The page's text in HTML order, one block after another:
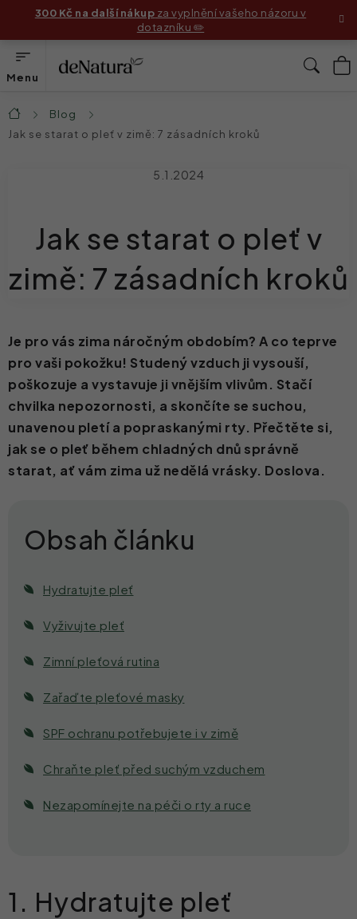
obsah
300 Kč na další nákup za vyplnění vašeho názoru v
dotazníku ✏️
Produkty
Příběhy zákaznic
Před & Po
Náš příběh
Kontakt
Domů
Blog
Jak se starat o pleť v zimě: 7 zásadních kroků
Jak se starat o pleť v
zimě: 7 zásadních kroků
5.1.2024
Je pro vás zima náročným obdobím? A co teprve
pro vaši pokožku! Studený vzduch ji vysouší,
poškozuje a vystavuje ji vnějším vlivům. Stačí
chvilka nepozornosti, a skončíte se suchou,
unavenou pletí a popraskanými rty. Přečtěte si,
jak se o pleť během chladných dnů správně
starat, ať vám zima už nedělá vrásky. Doslova.
Hydratujte pleť
Vyživujte pleť
Zimní pleťová rutina
Zařaďte pleťové masky
SPF ochranu potřebujete i v zimě
Chraňte pleť před suchým vzduchem
Nezapomínejte na péči o rty a ruce
1. Hydratujte pleť